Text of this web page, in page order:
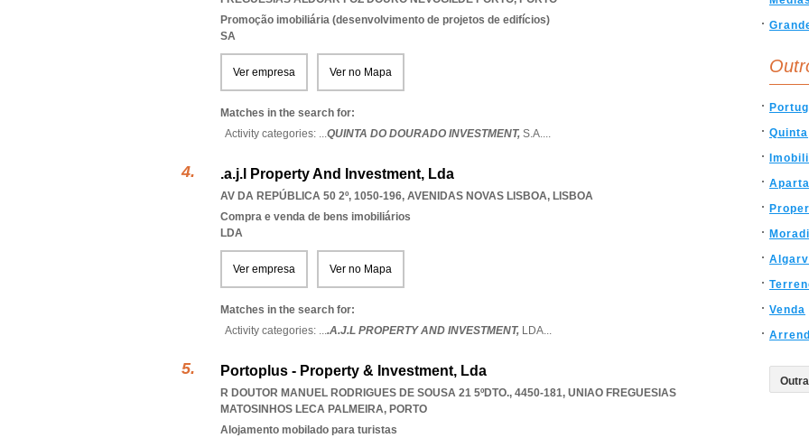
Promoção imobiliária (desenvolvimento de projetos de edifícios)
SA
Ver empresa Ver no Mapa
Matches in the search for:
Activity categories: ...QUINTA DO DOURADO INVESTMENT, S.A....
.a.j.l Property And Investment, Lda
AV DA REPÚBLICA 50 2º, 1050-196, AVENIDAS NOVAS LISBOA, LISBOA
Compra e venda de bens imobiliários
LDA
Ver empresa Ver no Mapa
Matches in the search for:
Activity categories: ....A.J.L PROPERTY AND INVESTMENT, LDA...
Portoplus - Property & Investment, Lda
R DOUTOR MANUEL RODRIGUES DE SOUSA 21 5ºDTO., 4450-181, UNIAO FREGUESIAS
MATOSINHOS LECA PALMEIRA, PORTO
Alojamento mobilado para turistas
Quinta
Venda